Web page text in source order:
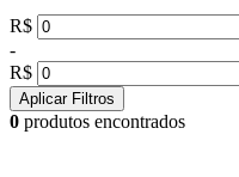
R$
-
R$
Aplicar Filtros
0 produtos encontrados